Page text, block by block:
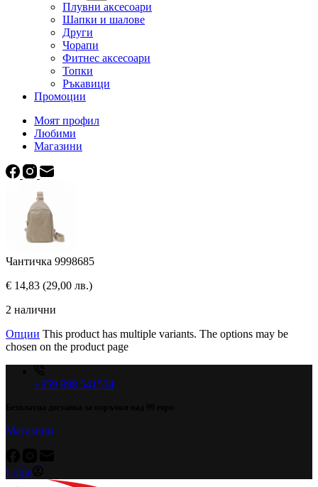
Плувни аксесоари
Шапки и шалове
Други
Чорапи
Фитнес аксесоари
Топки
Ръкавици
Промоции
Моят профил
Любими
Магазини
Чантичка 9998685
€ 14,83 (29,00 лв.)
2 налични
Опции This product has multiple variants. The options may be
chosen on the product page
+359 898 541534
Магазини
Login